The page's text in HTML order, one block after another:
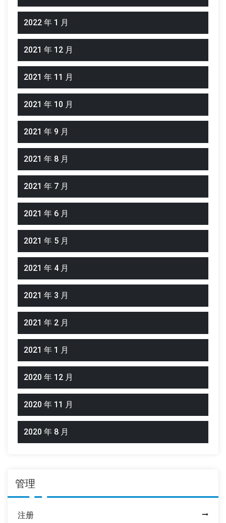
2022 年 1 月
2021 年 12 月
2021 年 11 月
2021 年 10 月
2021 年 9 月
2021 年 8 月
2021 年 7 月
2021 年 6 月
2021 年 5 月
2021 年 4 月
2021 年 3 月
2021 年 2 月
2021 年 1 月
2020 年 12 月
2020 年 11 月
2020 年 8 月
管理
注册